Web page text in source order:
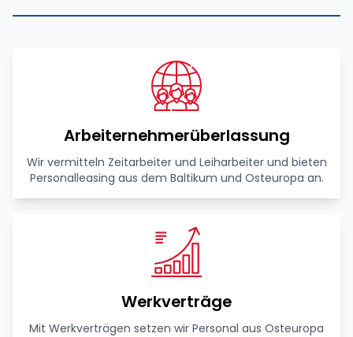
Arbeiternehmerüberlassung
Wir vermitteln Zeitarbeiter und Leiharbeiter und bieten
Personalleasing aus dem Baltikum und Osteuropa an.
Werkverträge
Mit Werkverträgen setzen wir Personal aus Osteuropa